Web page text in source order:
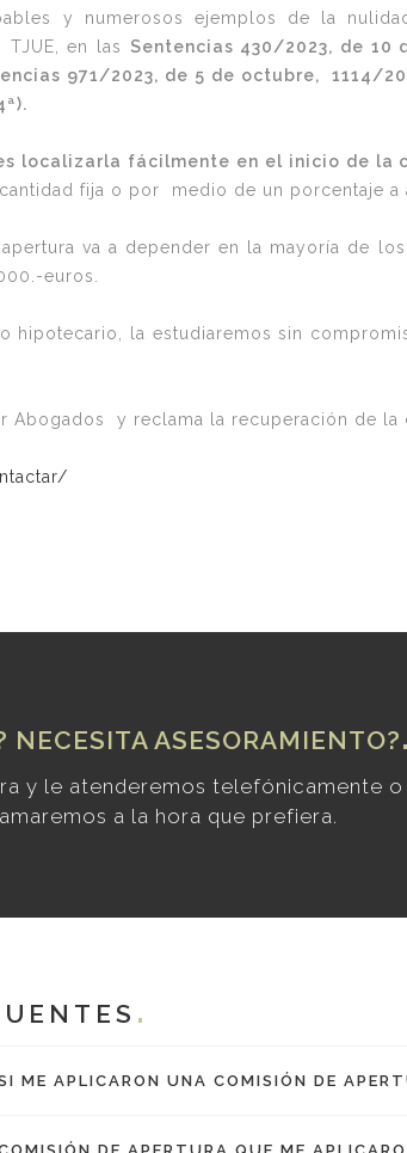
y numerosos ejemplos de la
en las Sentencias 430/2023, de
971/2023, de 5 de octubre, 1114/
localizarla fácilmente en el inicio de la
fija o por medio de un porcentaje
apertura va a depender en la mayoría de
euros.
hipotecario, la estudiaremos sin
Abogados y reclama la recuperación de
NECESITA ASESORAMIENTO?
y le atenderemos telefónicamente o
a la hora que prefiera.
ME APLICARON UNA COMISIÓN DE